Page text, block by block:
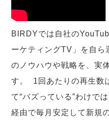
BIRDYでは自社の
ーケティングTV」を自ら
のノウハウや戦略を、実
す。 1回あたりの再生数
て“バズっている”わけで
経由で毎月安定して新規